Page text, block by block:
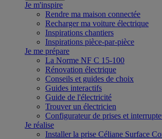
Je m'inspire
Rendre ma maison connectée
Recharger ma voiture électrique
Inspirations chantiers
Inspirations pièce-par-pièce
Je me prépare
La Norme NF C 15-100
Rénovation électrique
Conseils et guides de choix
Guides interactifs
Guide de l'électricité
Trouver un électricien
Configurateur de prises et
Je réalise
Installer la prise Céliane Surface